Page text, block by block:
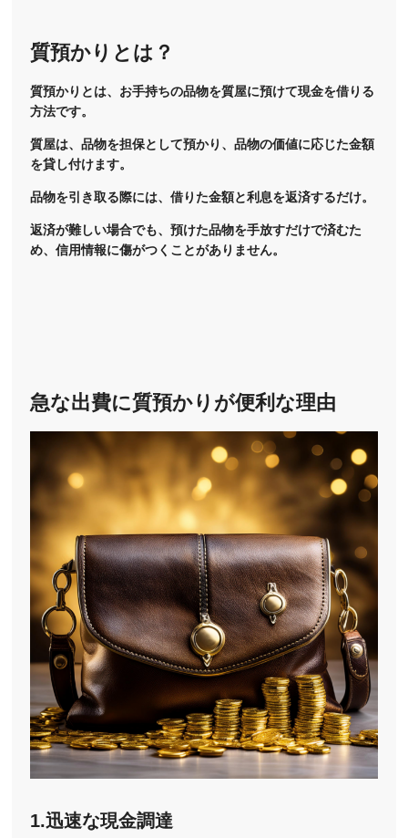
質預かりとは？
質預かりとは、お手持ちの品物を質屋に預けて現金を借りる
方法です。
質屋は、品物を担保として預かり、品物の価値に応じた金額
を貸し付けます。
品物を引き取る際には、借りた金額と利息を返済するだけ。
返済が難しい場合でも、預けた品物を手放すだけで済むた
め、信用情報に傷がつくことがありません。
急な出費に質預かりが便利な理由
1.迅速な現金調達